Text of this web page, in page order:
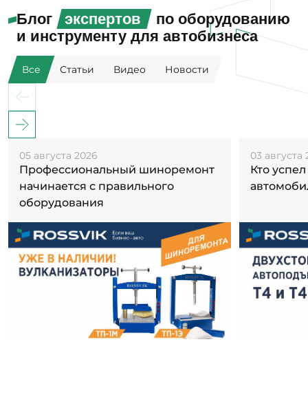
Блог экспертов
по оборудованию
и инструменту для автобизнеса
Все Статьи Видео Новости
05 августа 2026
Профессиональный шиноремонт
начинается с правильного
оборудования
03 августа
Кто